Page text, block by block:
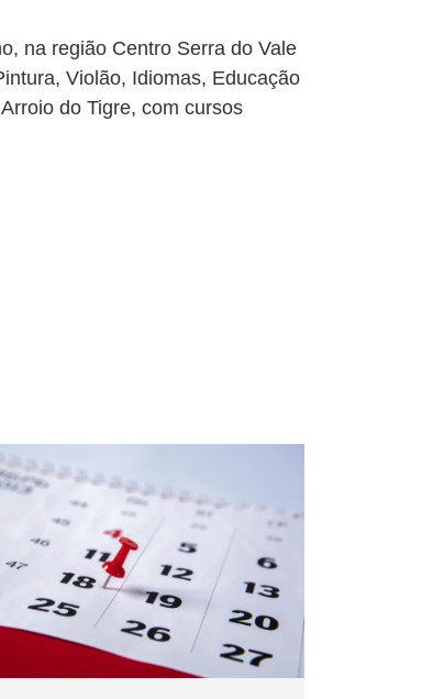
na região Centro Serra do Vale
Violão, Idiomas, Educação
do Tigre, com cursos